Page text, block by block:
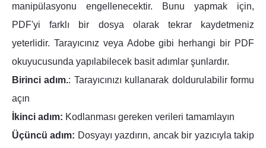
manipülasyonu engellenecektir. Bunu yapmak için,
PDF'yi farklı bir dosya olarak tekrar kaydetmeniz
yeterlidir. Tarayıcınız veya Adobe gibi herhangi bir PDF
okuyucusunda yapılabilecek basit adımlar şunlardır.
Birinci adım.: Tarayıcınızı kullanarak doldurulabilir formu
açın
İkinci adım: Kodlanması gereken verileri tamamlayın
Üçüncü adım: Dosyayı yazdırın, ancak bir yazıcıyla takip